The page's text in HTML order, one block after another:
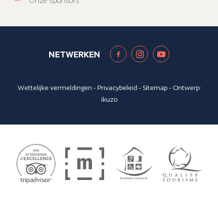
NETWERKEN
Wettelijke vermeldingen -Privacybeleid - Sitemap- Ontwerp:
ikuzo